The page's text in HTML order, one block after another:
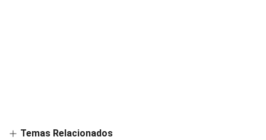
Temas Relacionados